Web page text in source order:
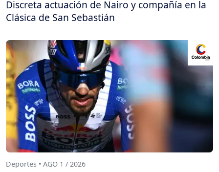
Discreta actuación de Nairo y compañía en la
Clásica de San Sebastián
Deportes • AGO 1 / 2026